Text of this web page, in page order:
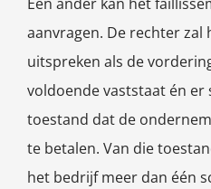
aanvragen. De rechter zal
uitspreken als de
voldoende vaststaat én er
toestand dat de
te betalen. Van die
het bedrijf meer dan één